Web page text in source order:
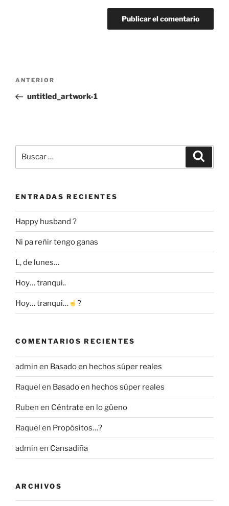
Navegación
entradas
Entrada
anterior:
ANTERIOR
untitled_artwork-1
por:
ENTRADAS RECIENTES
Happy husband ?
Ni pa reñir tengo ganas
L, de lunes…
Hoy… tranqui..
Hoy… tranqui… ?
COMENTARIOS RECIENTES
admin en Basado en hechos súper reales
Raquel en Basado en hechos súper reales
Ruben en Céntrate en lo güeno
Raquel en Propósitos…?
admin en Cansadiña
ARCHIVOS